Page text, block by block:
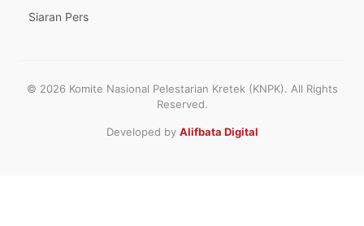
Siaran Pers
© 2026 Komite Nasional Pelestarian Kretek (KNPK). All Rights
Reserved.
Developed by Alifbata Digital